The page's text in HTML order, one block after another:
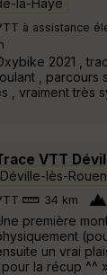
la-Haye
à assistance
2021 ,
, parcours
, vraiment très
VTT
Déville-lès-Rouen
34 km
première
un vrai
la récup ^^ »